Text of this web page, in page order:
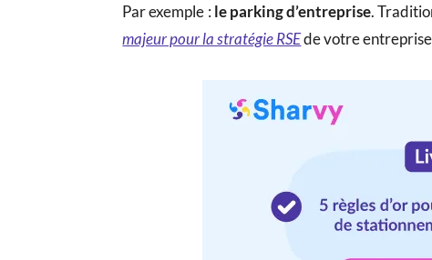
Par exemple : le parking d’entreprise.
majeur pour la stratégie RSEde votre